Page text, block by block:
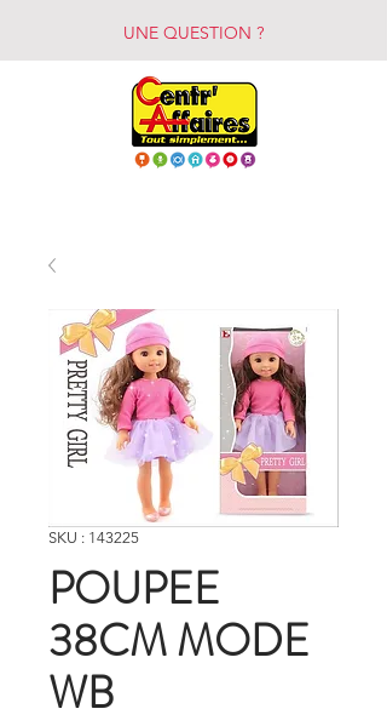
UNE QUESTION ?
SKU : 143225
POUPEE
38CM MODE
WB